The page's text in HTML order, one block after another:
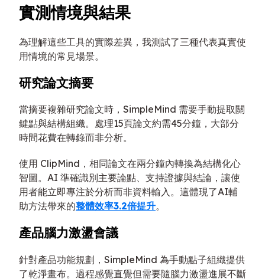
實測情境與結果
為理解這些工具的實際差異，我測試了三種代表真實使
用情境的常見場景。
研究論文摘要
當摘要複雜研究論文時，SimpleMind 需要手動提取關
鍵點與結構組織。處理15頁論文約需45分鐘，大部分
時間花費在轉錄而非分析。
使用 ClipMind，相同論文在兩分鐘內轉換為結構化心
智圖。AI 準確識別主要論點、支持證據與結論，讓使
用者能立即專注於分析而非資料輸入。這體現了AI輔
助方法帶來的整體效率3.2倍提升。
產品腦力激盪會議
針對產品功能規劃，SimpleMind 為手動點子組織提供
了乾淨畫布。過程感覺直覺但需要隨腦力激盪進展不斷